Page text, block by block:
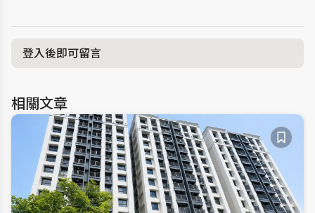
登入後即可留言
相關文章